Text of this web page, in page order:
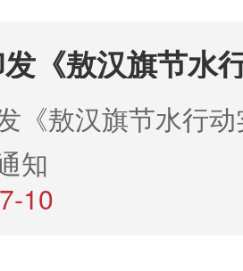
《敖汉旗节水
《敖汉旗节水行
知
10